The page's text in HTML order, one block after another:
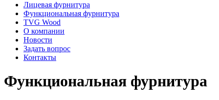
Лицевая фурнитура
Функциональная фурнитура
TVG Wood
О компании
Новости
Задать вопрос
Контакты
Функциональная фурнитура